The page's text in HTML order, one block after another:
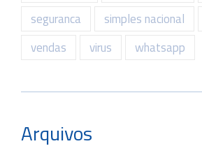
seguranca
simples nacional
vendas
virus whatsapp
Arquivos